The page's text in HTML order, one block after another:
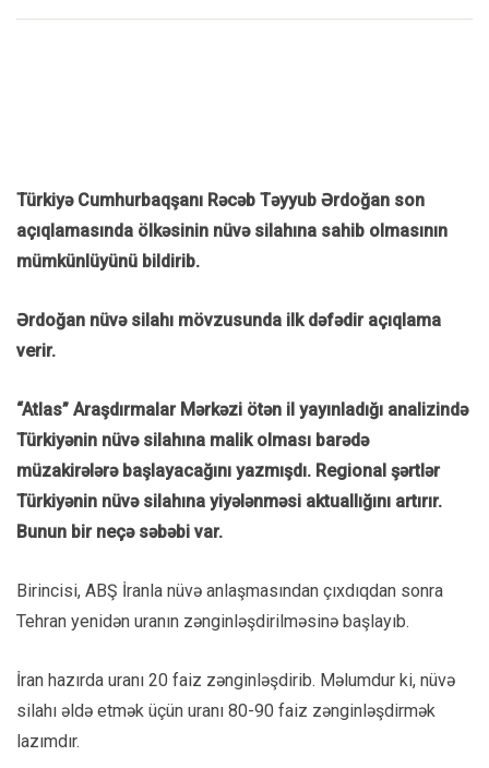
Türkiyə Cumhurbaqşanı Rəcəb Təyyub Ərdoğan son
açıqlamasında ölkəsinin nüvə silahına sahib olmasının
mümkünlüyünü bildirib.
Ərdoğan nüvə silahı mövzusunda ilk dəfədir açıqlama
verir.
“Atlas” Araşdırmalar Mərkəzi ötən il yayınladığı analizində
Türkiyənin nüvə silahına malik olması barədə
müzakirələrə başlayacağını yazmışdı. Regional şərtlər
Türkiyənin nüvə silahına yiyələnməsi aktuallığını artırır.
Bunun bir neçə səbəbi var.
Birincisi, ABŞ İranla nüvə anlaşmasından çıxdıqdan sonra
Tehran yenidən uranın zənginləşdirilməsinə başlayıb.
İran hazırda uranı 20 faiz zənginləşdirib. Məlumdur ki, nüvə
silahı əldə etmək üçün uranı 80-90 faiz zənginləşdirmək
lazımdır.